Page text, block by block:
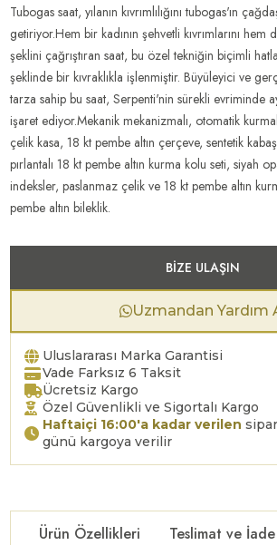
Tubogas saat, yılanın kıvrımlılığını tubogas'ın
getiriyor.Hem bir kadının şehvetli kıvrımlarını hem
şeklini çağrıştıran saat, bu özel tekniğin biçimli
şeklinde bir kıvraklıkla işlenmiştir. Büyüleyici ve
tarza sahip bu saat, Serpenti'nin sürekli evriminde
işaret ediyor.Mekanik mekanizmalı, otomatik
çelik kasa, 18 kt pembe altın çerçeve, sentetik
pırlantalı 18 kt pembe altın kurma kolu seti, siyah
indeksler, paslanmaz çelik ve 18 kt pembe altın
pembe altın bileklik.
BIZE ULAŞIN
Uzmandan Yardım
Uluslararası Marka Garantisi
Vade Farksız 6 Taksit
Ücretsiz Kargo
Özel Güvenlikli ve Sigortalı Kargo
Haftaiçi 16:00'a kadar verilen
günü kargoya verilir
Ürün Özellikleri Teslimat ve İade